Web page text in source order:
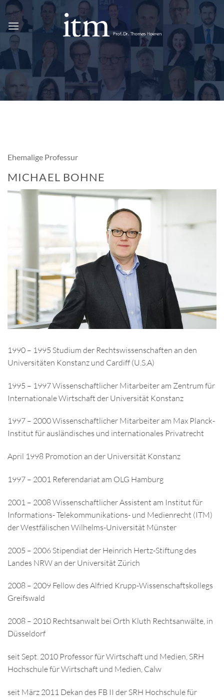
Skip
content
Ehemalige Professur
MICHAEL BOHNE
1990 – 1995 Studium der Rechtswissenschaften an den
Universitäten Konstanz und Cardiff (U.S.A)
1995 – 1997 Wissenschaftlicher Mitarbeiter am Zentrum für
Internationale Wirtschaft der Universität Konstanz
1997 – 2000 Wissenschaftlicher Mitarbeiter am Max Planck-
Institut für ausländisches und internationales Privatrecht
April 1998 Promotion an der Universität Konstanz
1997 – 2001 Referendariat am OLG Hamburg
2001 – 2008 Wissenschaftlicher Assistent am Institut für
Informations- Telekommunikations- und Medienrecht (ITM)
der Westfälischen Wilhelms-Universität Münster
2005 – 2006 Stipendiat der Heinrich Hertz-Stiftung des
Landes NRW an der Universität Zürich
2008 – 2009 Fellow des Alfried Krupp-Wissenschaftskollegs
Greifswald
2008 – 2010 Rechtsanwalt bei Orth Kluth Rechtsanwälte, in
Düsseldorf
seit Sept. 2010 Professor für Wirtschaft und Medien, SRH
Hochschule für Wirtschaft und Medien, Calw
seit März 2011 Dekan des FB II der SRH Hochschule für